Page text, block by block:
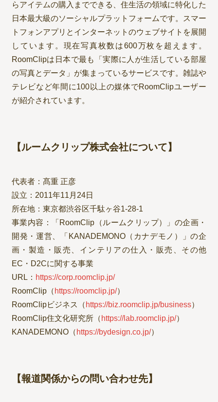
らアイテムの購入までできる、住生活の領域に特化した
日本最大級のソーシャルプラットフォームです。スマー
トフォンアプリとインターネットのウェブサイトを展開
しています。現在写真枚数は600万枚を超えます。
RoomClipは日本で最も「実際に人が生活している部屋
の写真とデータ」が集まっているサービスです。雑誌や
テレビなど年間に100以上の媒体でRoomClipユーザー
が紹介されています。
【ルームクリップ株式会社について】
代表者：髙重 正彦
設立：2011年11月24日
所在地：東京都渋谷区千駄ヶ谷1-28-1
事業内容：「RoomClip（ルームクリップ）」の企画・
開発・運営、「KANADEMONO（カナデモノ）」の企
画・製造・販売、インテリアの仕入・販売、その他
EC・D2Cに関する事業
URL： https://corp.roomclip.jp/
RoomClip（ https://roomclip.jp/）
RoomClipビジネス（ https://biz.roomclip.jp/business）
RoomClip住文化研究所（ https://lab.roomclip.jp/）
KANADEMONO（ https://bydesign.co.jp/）
【報道関係からの問い合わせ先】